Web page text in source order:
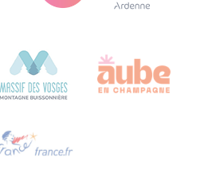
Sie uns per E-Mail an